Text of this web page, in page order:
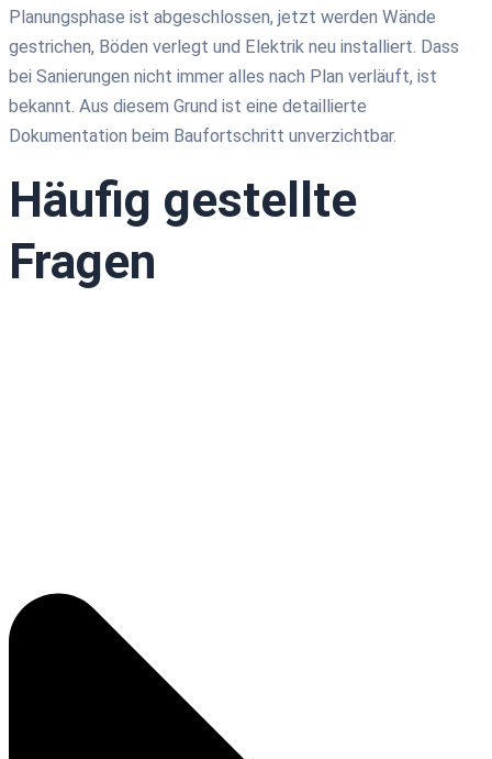
Planungsphase ist abgeschlossen, jetzt werden Wände
gestrichen, Böden verlegt und Elektrik neu installiert. Dass
bei Sanierungen nicht immer alles nach Plan verläuft, ist
bekannt. Aus diesem Grund ist eine detaillierte
Dokumentation beim Baufortschritt unverzichtbar.
Häufig gestellte
Fragen